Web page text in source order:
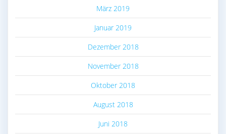
März 2019
Januar 2019
Dezember 2018
November 2018
Oktober 2018
August 2018
Juni 2018